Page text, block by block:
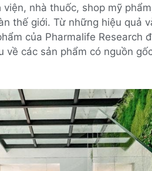
nhà thuốc, shop mỹ
thế giới. Từ những hiệu quả
của Pharmalife Research
về các sản phẩm có nguồn